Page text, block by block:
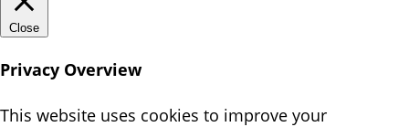
Close
Privacy Overview
This website uses cookies to improve your